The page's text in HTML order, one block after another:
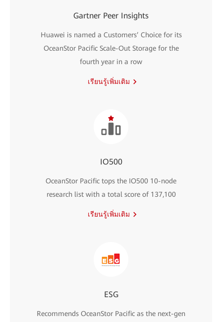
Gartner Peer Insights
Huawei is named a Customers’ Choice for its
OceanStor Pacific Scale-Out Storage for the
fourth year in a row
เรียนรู้เพิ่มเติม
IO500
OceanStor Pacific tops the IO500 10-node
research list with a total score of 137,100
เรียนรู้เพิ่มเติม
ESG
Recommends OceanStor Pacific as the next-gen